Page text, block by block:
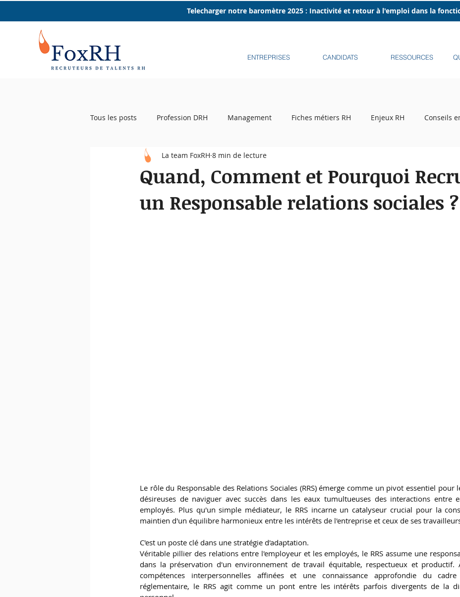
Telecharger notre baromètre 2025 : Inactivité et retour à l'emploi dans la
ENTREPRISES CANDIDATS RESSOURCES
Tous les posts Profession DRH Management Fiches métiers RH Enjeux RH Conseils
Startup RH Event RH Recrutement
Micro trottoir
Quand, Comment et Pourquoi
un Responsable relations sociales ?
La team FoxRH 8 min de lecture
Le rôle du Responsable des Relations Sociales (RRS) émerge comme un pivot essentiel pour
désireuses de naviguer avec succès dans les eaux tumultueuses des interactions entre
employés. Plus qu'un simple médiateur, le RRS incarne un catalyseur crucial pour la
maintien d'un équilibre harmonieux entre les intérêts de l'entreprise et ceux de ses
C'est un poste clé dans une stratégie d'adaptation.
Véritable pillier des relations entre l'employeur et les employés, le RRS assume une
dans la préservation d'un environnement de travail équitable, respectueux et productif.
compétences interpersonnelles affinées et une connaissance approfondie du
réglementaire, le RRS agit comme un pont entre les intérêts parfois divergents de la